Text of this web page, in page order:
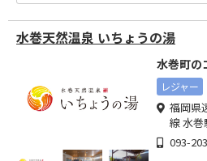
水巻天然温泉 いちょうの湯
水巻町の
レジャー
福岡県
線 水巻
093-